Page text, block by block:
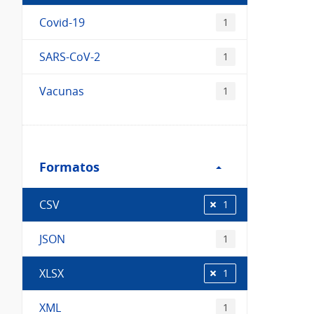
Covid-19 1
SARS-CoV-2 1
Vacunas 1
Formatos
Formatos
CSV 1
JSON 1
XLSX 1
XML 1